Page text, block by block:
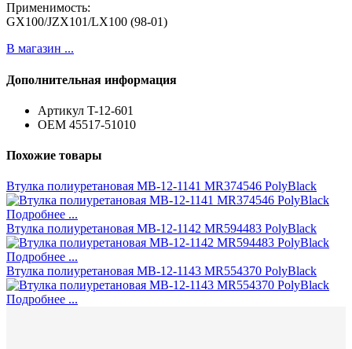
Применимость:
GX100/JZX101/LX100 (98-01)
В магазин ...
Дополнительная информация
Артикул T-12-601
ОЕМ 45517-51010
Похожие товары
Втулка полиуретановая MB-12-1141 MR374546 PolyBlack
Подробнее ...
Втулка полиуретановая MB-12-1142 MR594483 PolyBlack
Подробнее ...
Втулка полиуретановая MB-12-1143 MR554370 PolyBlack
Подробнее ...